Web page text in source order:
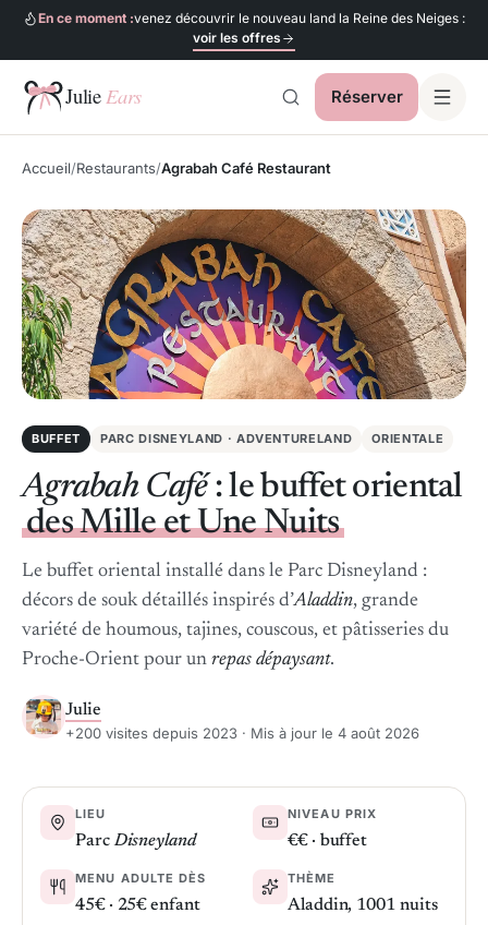
En ce moment :venez découvrir le nouveau land la Reine des Neiges :
voir les offres
Julie Ears
Réserver
Accueil Restaurants Agrabah Café Restaurant
BUFFET PARC DISNEYLAND · ADVENTURELAND ORIENTALE
Agrabah Café: le buffet oriental
des Mille et Une Nuits
Le buffet oriental installé dans le Parc Disneyland :
décors de souk détaillés inspirés d’Aladdin, grande
variété de houmous, tajines, couscous, et pâtisseries du
Proche-Orient pour un repas dépaysant.
Julie
+200 visites depuis 2023 · Mis à jour le 4 août 2026
LIEU
ParcDisneyland
NIVEAU PRIX
€€ · buffet
MENU ADULTE DÈS
45€ · 25€ enfant
THÈME
Aladdin, 1001 nuits